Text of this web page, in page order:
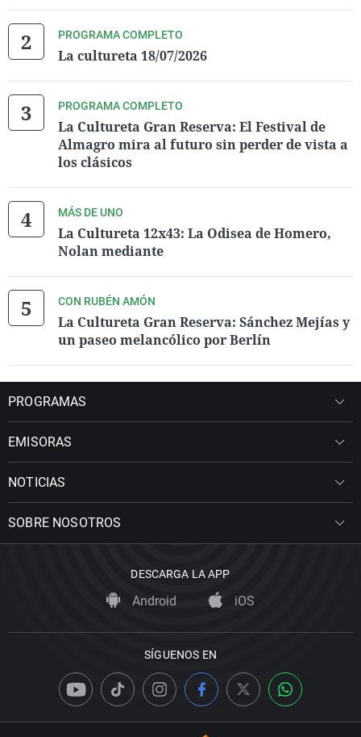
PROGRAMA COMPLETO
La cultureta 18/07/2026
PROGRAMA COMPLETO
La Cultureta Gran Reserva: El Festival de
Almagro mira al futuro sin perder de vista a
los clásicos
MÁS DE UNO
La Cultureta 12x43: La Odisea de Homero,
Nolan mediante
CON RUBÉN AMÓN
La Cultureta Gran Reserva: Sánchez Mejías y
un paseo melancólico por Berlín
PROGRAMAS
EMISORAS
NOTICIAS
SOBRE NOSOTROS
DESCARGA LA APP
Android iOS
SÍGUENOS EN